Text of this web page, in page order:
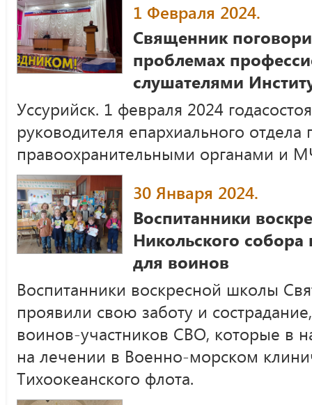
1 Февраля 2024.
Священник
проблемах
слушателями
Уссурийск. 1 февраля 2024
руководителя епархиального
правоохранительными органами и
30 Января 2024.
Воспитанники
Никольского
для воинов
Воспитанники воскресной школы
проявили свою заботу и
воинов-участников СВО, которые в
на лечении в Военно-морском
Тихоокеанского флота.